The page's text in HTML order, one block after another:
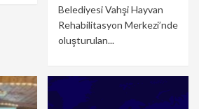
Belediyesi Vahşi Hayvan
Rehabilitasyon Merkezi’nde
oluşturulan...